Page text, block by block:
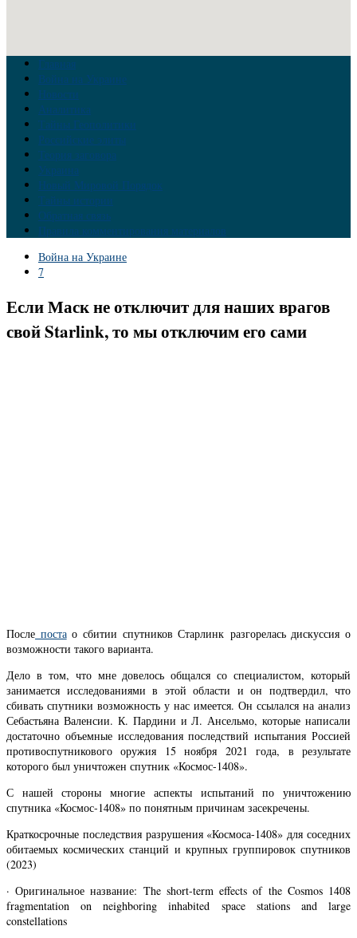
Главная
Война на Украине
Новости
Аналитика
Тайны Геополитики
Российские элиты
Теория заговора
Украина
Новый Мировой Порядок
Тайны истории
Обратная связь
Правила комментирования материалов
Война на Украине
7
Если Маск не отключит для наших врагов
свой Starlink, то мы отключим его сами
После постао сбитии спутников Старлинк разгорелась дискуссия о
возможности такого варианта.
Дело в том, что мне довелось общался со специалистом, который
занимается исследованиями в этой области и он подтвердил, что
сбивать спутники возможность у нас имеется. Он ссылался на анализ
Себастьяна Валенсии. К. Пардини и Л. Ансельмо, которые написали
достаточно объемные исследования последствий испытания Россией
противоспутникового оружия 15 ноября 2021 года, в результате
которого был уничтожен спутник «Космос-1408».
С нашей стороны многие аспекты испытаний по уничтожению
спутника «Космос-1408» по понятным причинам засекречены.
Краткосрочные последствия разрушения «Космоса-1408» для соседних
обитаемых космических станций и крупных группировок спутников
(2023)
· Оригинальное название: The short-term effects of the Cosmos 1408
fragmentation on neighboring inhabited space stations and large
constellations